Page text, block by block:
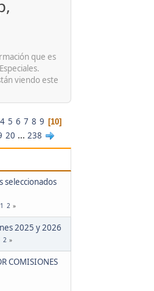
que es
viendo este
4 5 6 7 8 9 10
20 ... 238
seleccionados
1 2
2025 y 2026
2
COMISIONES